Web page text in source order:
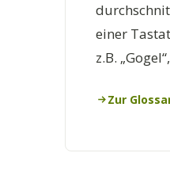
einer
z.B.
Zur